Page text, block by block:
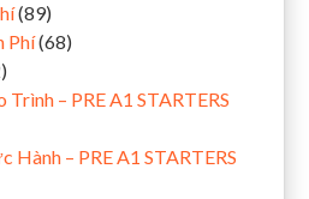
(89)
Phí(68)
Trình – PRE A1 STARTERS
Hành – PRE A1 STARTERS